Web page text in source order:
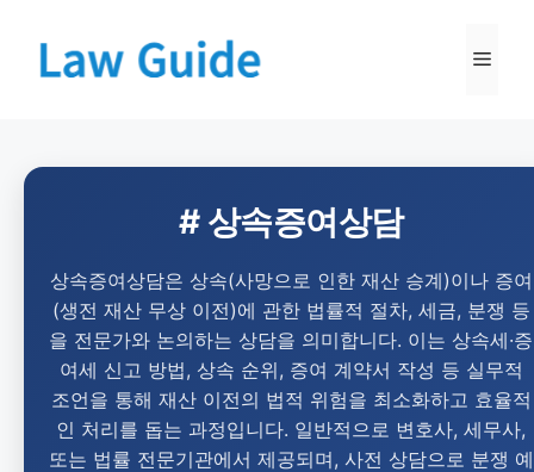
# 상속증여상담
상속증여상담은 상속(사망으로 인한 재산 승계)이나 증여
(생전 재산 무상 이전)에 관한 법률적 절차, 세금, 분쟁 등
을 전문가와 논의하는 상담을 의미합니다. 이는 상속세·증
여세 신고 방법, 상속 순위, 증여 계약서 작성 등 실무적
조언을 통해 재산 이전의 법적 위험을 최소화하고 효율적
인 처리를 돕는 과정입니다. 일반적으로 변호사, 세무사,
또는 법률 전문기관에서 제공되며, 사전 상담으로 분쟁 예